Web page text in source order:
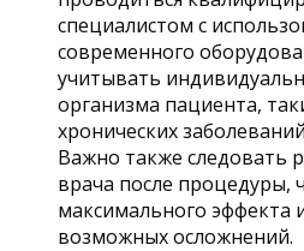
специалистом с
современного
учитывать
организма пациента,
хронических
Важно также следовать
врача после процедуры,
максимального эффекта
возможных осложнений.